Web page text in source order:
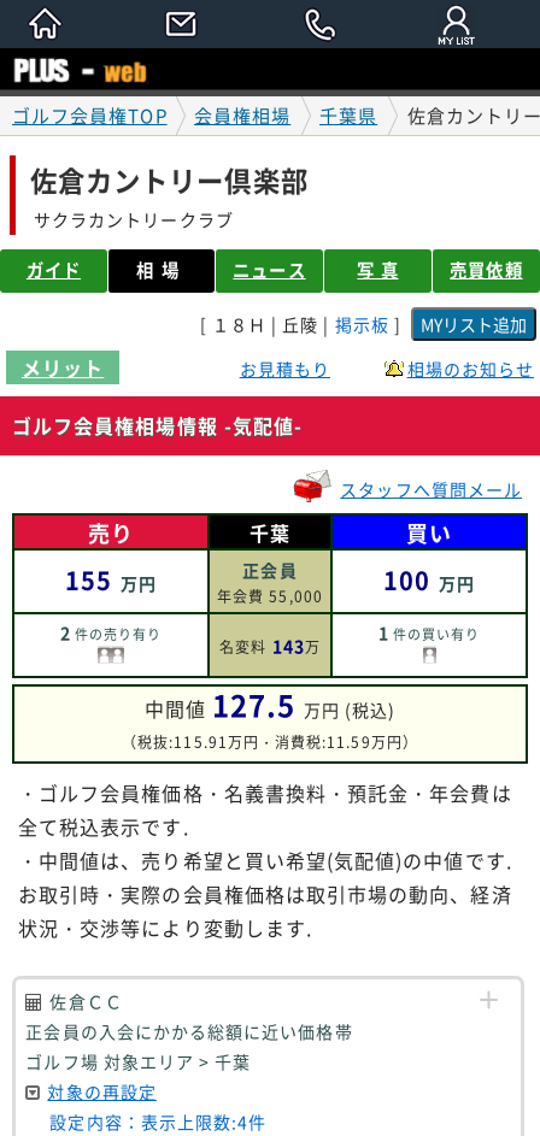
ゴルフ会員権TOP 会員権相場 千葉県 佐倉カントリ
佐倉カントリー倶楽部
サクラカントリークラブ
ガイド 相場 ニュース 写 真 売買依頼
[ １８Ｈ | 丘陵 | 掲示板 ]
メリット お見積もり 相場のお知らせ
ゴルフ会員権相場情報 -気配値-
スタッフへ質問メール
売り
155 万円
2 件の売り有り
千葉
正会員
年会費 55,000
名変料 143万
買い
100 万円
1 件の買い有り
中間値 127.5 万円 (税込)
（税抜:115.91万円・消費税:11.59万円）
・ゴルフ会員権価格・名義書換料・預託金・年会費は
全て税込表示です.
・中間値は、売り希望と買い希望(気配値)の中値です.
お取引時・実際の会員権価格は取引市場の動向、経済
状況・交渉等により変動します.
佐倉ＣＣ
正会員の入会にかかる総額に近い価格帯
ゴルフ場 対象エリア > 千葉
対象の再設定
設定内容：表示上限数:4件